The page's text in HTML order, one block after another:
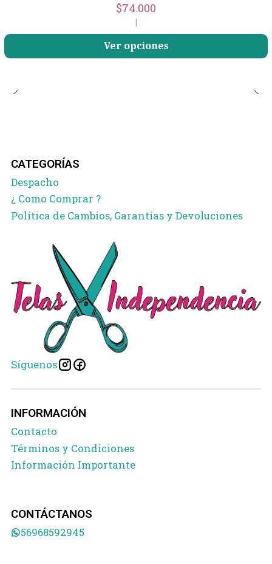
$74.000
|
Ver opciones
CATEGORÍAS
Despacho
¿ Como Comprar ?
Política de Cambios, Garantías y Devoluciones
Síguenos
INFORMACIÓN
Contacto
Términos y Condiciones
Información Importante
CONTÁCTANOS
56968592945